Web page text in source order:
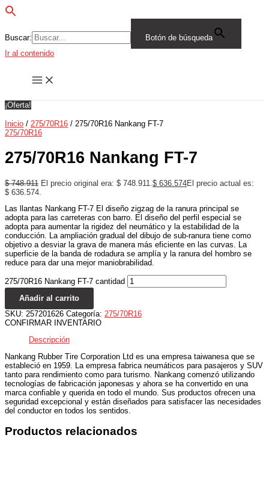
Buscar:
Botón de búsqueda
Ir al contenido
¡Oferta!
Inicio / 275/70R16 / 275/70R16 Nankang FT-7
275/70R16
275/70R16 Nankang FT-7
$748.911 El precio original era: $ 748.911. $ 636.574El precio actual es:
$ 636.574.
Las llantas Nankang FT-7 El diseño zigzag de la ranura principal se
adopta para las carreteras con barro. El diseño del perfil especial se
adopta para aumentar la rigidez del neumático y la estabilidad de la
conducción. La ampliación gradual del dibujo de sub-ranura tiene como
objetivo a desviar la grava de manera más eficiente en las curvas. La
superficie de la banda de rodadura se amplía y la ranura del hombro se
reduce para dar una mejor maniobrabilidad.
275/70R16 Nankang FT-7 cantidad
Añadir al carrito
SKU: 257201626 Categoría: 275/70R16
CONFIRMAR INVENTARIO
Descripción
Nankang Rubber Tire Corporation Ltd es una empresa taiwanesa que se
estableció en 1959. La empresa fabrica neumáticos para pasajeros y SUV
tanto para rendimiento como para turismo. Nankang comenzó utilizando
tecnologías de fabricación japonesas y ahora se ha convertido en una
marca confiable y querida en todo el mundo. Sus productos ofrecen una
seguridad excepcional y están diseñados para satisfacer las necesidades
del conductor en todos los sentidos.
Productos relacionados